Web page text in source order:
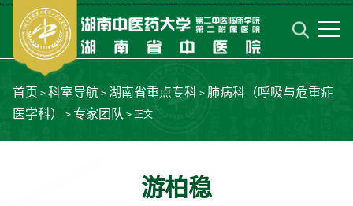
首页 > 科室导航> 湖南省重点专科> 肺病科（呼吸与危重症
医学科）
> 专家团队 > 正文
游柏稳